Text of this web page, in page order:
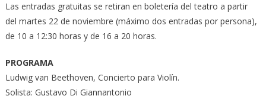
Las entradas gratuitas se retiran en boletería del teatro a partir
del martes 22 de noviembre (máximo dos entradas por persona),
de 10 a 12:30 horas y de 16 a 20 horas.
PROGRAMA
Ludwig van Beethoven, Concierto para Violín.
Solista: Gustavo Di Giannantonio